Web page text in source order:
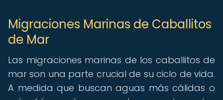
Migraciones Marinas de Caballitos
de Mar
Las migraciones marinas de los caballitos de
mar son una parte crucial de su ciclo de vida.
A medida que buscan aguas más cálidas o